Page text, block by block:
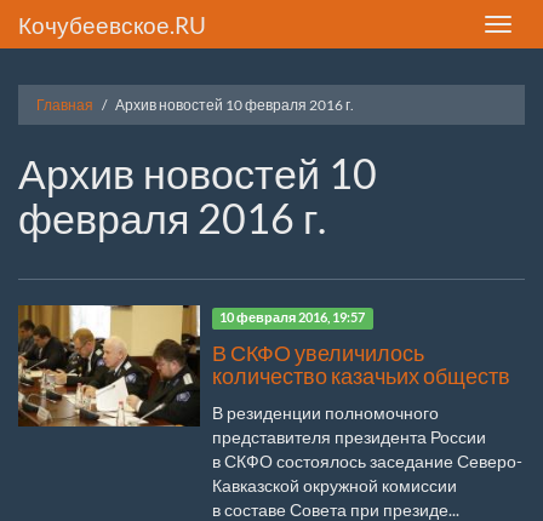
Toggle
Кочубеевское.RU
Главная Архив новостей 10 февраля 2016 г.
Архив новостей 10
февраля 2016 г.
10 февраля 2016, 19:57
В СКФО увеличилось
количество казачьих обществ
В резиденции полномочного
представителя президента России
в СКФО состоялось заседание Северо-
Кавказской окружной комиссии
в составе Совета при президе...